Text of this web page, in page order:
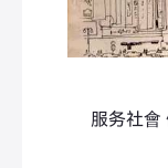
服务社會